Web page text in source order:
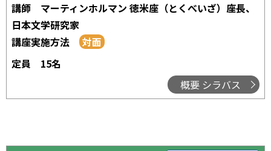
講師
マーティンホルマン 徳米座（とくべいざ）座長、
日本文学研究家
講座実施方法
定員
15名
概要 シラバス